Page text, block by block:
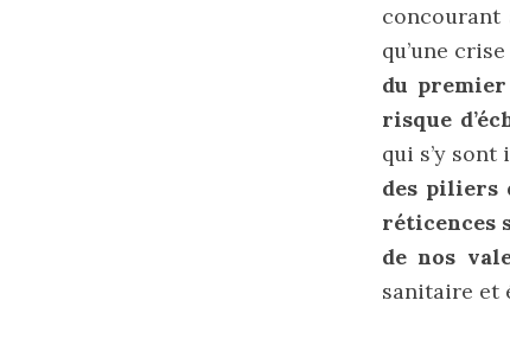
qu’une
du
risque
qui s’y
des piliers
réticences
de nos
sanitaire et